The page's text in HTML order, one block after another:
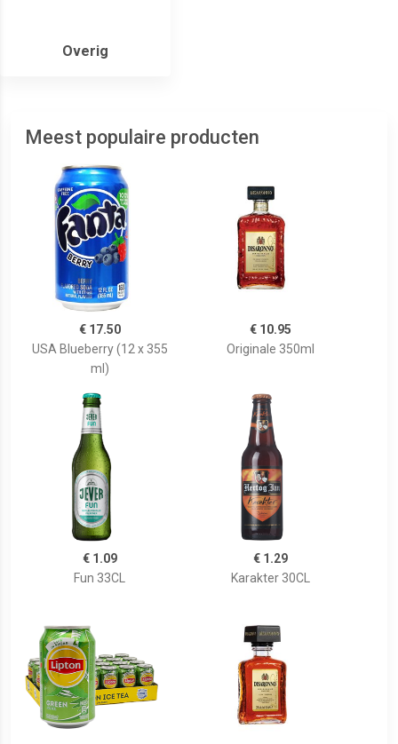
Overig
Meest populaire producten
€ 17.50
USA Blueberry (12 x 355
ml)
€ 10.95
Originale 350ml
€ 1.09
Fun 33CL
€ 1.29
Karakter 30CL